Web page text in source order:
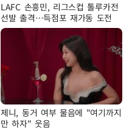
LAFC 손흥민, 리그스컵 톨루카전
선발 출격…득점포 재가동 도전
제니, 동거 여부 물음에 "여기까지
만 하자" 웃음